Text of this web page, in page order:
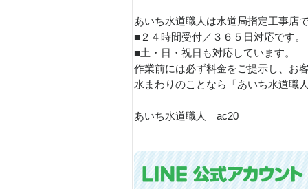
あいち水道職人は水道局指定工事店
■２４時間受付／３６５日対応です。
■土・日・祝日も対応しています。
作業前には必ず料金をご提示し、お
水まわりのことなら「あいち水道職
あいち水道職人 ac20